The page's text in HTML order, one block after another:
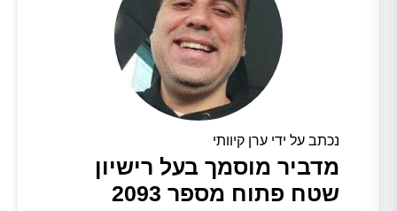
נכתב על ידי ערן קיוותי
מדביר מוסמך בעל רישיון
שטח פתוח מספר 2093